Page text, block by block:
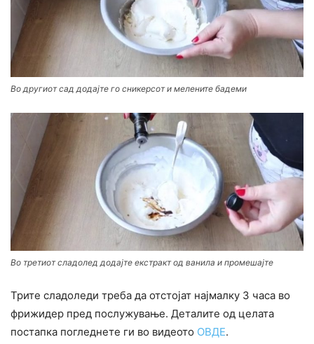
Во другиот сад додајте го сникерсот и мелените бадеми
Во третиот сладолед додајте екстракт од ванила и промешајте
Трите сладоледи треба да отстојат најмалку 3 часа во
фрижидер пред послужување. Деталите од целата
постапка погледнете ги во видеото ОВДЕ.